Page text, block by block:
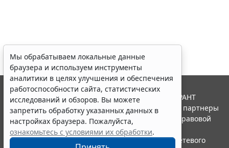
Мы обрабатываем локальные данные
браузера и используем инструменты
аналитики в целях улучшения и обеспечения
работоспособности сайта, статистических
исследований и обзоров. Вы можете
запретить обработку указанных данных в
настройках браузера. Пожалуйста,
ознакомьтесь с условиями их обработки.
© ООО "НПП "ГАРАНТ-СЕРВИС", 2026. Система ГАРАНТ
выпускается с 1990 года. Компания "Гарант" и ее партнеры
являются участниками Российской ассоциации правовой
информации ГАРАНТ.
Портал ГАРАНТ.РУ зарегистрирован в качестве сетевого